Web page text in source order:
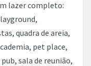
lazer completo:
quadra de areia,
pet place,
sala de reunião,